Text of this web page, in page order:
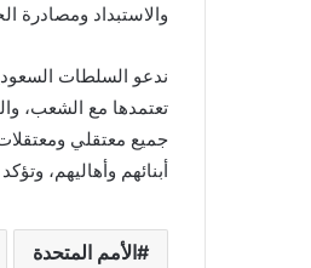
والاستبداد ومصادرة
ندعو السلطات
تعتمدها مع الشعب،
جميع معتقلي
أبنائهم وأهاليهم،
الأمم المتحدة